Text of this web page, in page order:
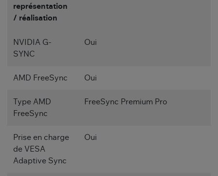
représentation
/ réalisation
NVIDIA G-
SYNC
Oui
AMD FreeSync Oui
Type AMD
FreeSync
FreeSync Premium Pro
Prise en charge
de VESA
Adaptive Sync
Oui